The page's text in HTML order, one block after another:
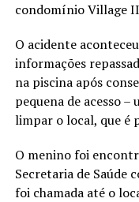
condomínio Village
O acidente
informações
na piscina após
pequena de acesso –
limpar o local, que é
O menino foi
Secretaria de Saúde
foi chamada até o